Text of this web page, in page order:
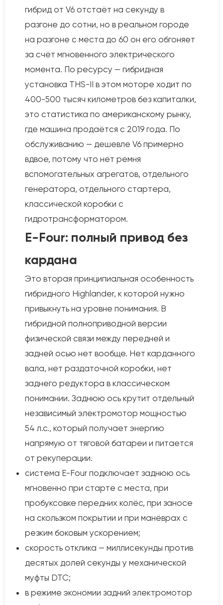
гибрид от V6 отстаёт на секунду в
разгоне до сотни, но в реальном городе
на разгоне с места до 60 он его обгоняет
за счёт мгновенного электрического
момента. По ресурсу — гибридная
установка THS-II в этом моторе ходит по
400-500 тысяч километров без капиталки,
это статистика по американскому рынку,
где машина продаётся с 2019 года. По
обслуживанию — дешевле V6 примерно
вдвое, потому что нет ремня
вспомогательных агрегатов, отдельного
генератора, отдельного стартера,
классической коробки с
гидротрансформатором.
E-Four: полный привод без
кардана
Это вторая принципиальная особенность
гибридного Highlander, к которой нужно
привыкнуть на уровне понимания. В
гибридной полноприводной версии
физической связи между передней и
задней осью нет вообще. Нет карданного
вала, нет раздаточной коробки, нет
заднего редуктора в классическом
понимании. Заднюю ось крутит отдельный
независимый электромотор мощностью
54 л.с., который получает энергию
напрямую от тяговой батареи и питается
от рекуперации.
система E-Four подключает заднюю ось
мгновенно при старте с места, при
пробуксовке передних колёс, при заносе
на скользком покрытии и при манёврах с
резким боковым ускорением;
скорость отклика — миллисекунды против
десятых долей секунды у механической
муфты DTC;
в режиме экономии задний электромотор